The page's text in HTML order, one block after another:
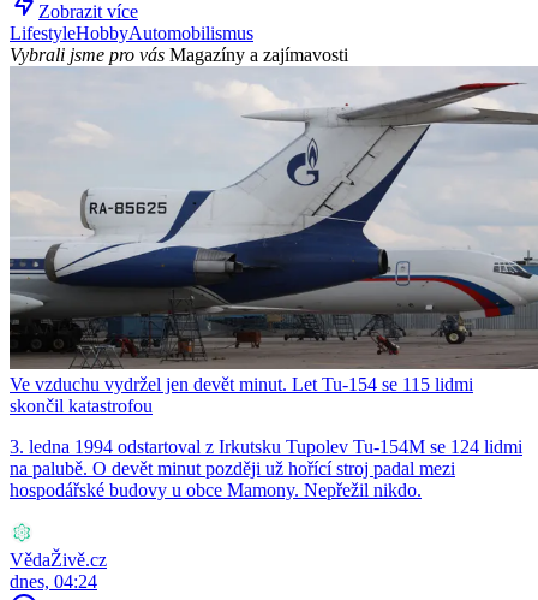
Zobrazit více
LifestyleHobbyAutomobilismus
Vybrali jsme pro vás Magazíny a zajímavosti
Ve vzduchu vydržel jen devět minut. Let Tu-154 se 115 lidmi
skončil katastrofou
3. ledna 1994 odstartoval z Irkutsku Tupolev Tu-154M se 124 lidmi
na palubě. O devět minut později už hořící stroj padal mezi
hospodářské budovy u obce Mamony. Nepřežil nikdo.
VědaŽivě.cz
dnes, 04:24